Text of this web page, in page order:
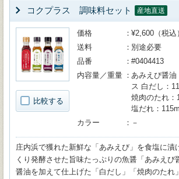
コクプラス 調味料セット 産地直送
比較する
価格
¥2,600（税込
送料
別途必要
品番
#0404413
内容量／重量
あみえび醤油
ス 白だし：
焼肉のたれ：
塩だれ：115ml
カラー
－
庄内浜で獲れた新鮮な「あみえび」を食塩に漬
くり発酵させた旨味たっぷりの魚醤「あみえび
醤油を加えて仕上げた「白だし」「焼肉のたれ